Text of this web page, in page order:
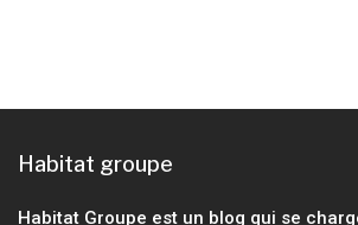
Habitat groupe
Habitat Groupe est un blog qui se